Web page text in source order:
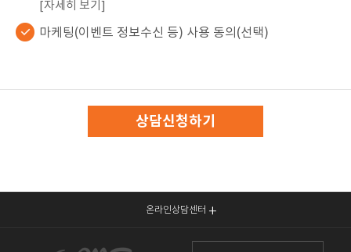
[자세히 보기]
마케팅(이벤트 정보수신 등) 사용 동의(선택)
상담신청하기
온라인상담센터